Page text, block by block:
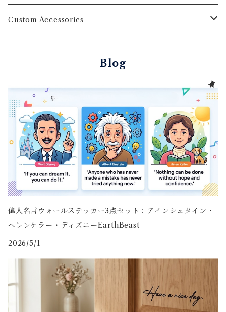
Custom Accessories
Blog
偉人名言ウォールステッカー3点セット：アインシュタイン・
ヘレンケラー・ディズニーEarthBeast
2026/5/1